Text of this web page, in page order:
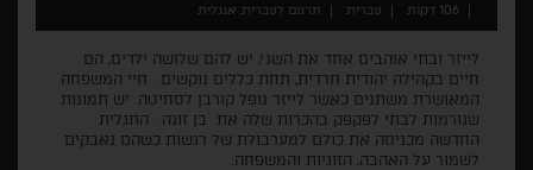
106 דקות
עברית תרגום לעברית, אנגלית
לייזר ובתי אוהבים אחד את השני, יש להם שלושה ילדים, הם
חיים בקהילה יהודית חרדית, תחת כללים נוקשים. חיי המשפחה
המאושרת משתנים כאשר לייזר נופל קורבן לסחיטה. יש תמונות
שגורמות לבתי לפקפק בהכרות שלה את בן זוגה. התגלית
החדשה מכניסה את כולם למערבולת של רגשות כשהם נאבקים
לשמור על האהבה, הזוגיות והמשפחה.